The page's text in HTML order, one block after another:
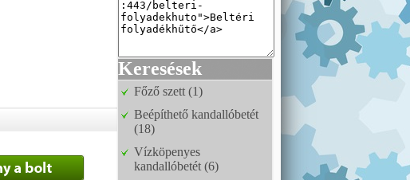
Keresések
Főző szett (1)
Beépíthető kandallóbetét
(18)
Vízköpenyes
kandallóbetét (6)